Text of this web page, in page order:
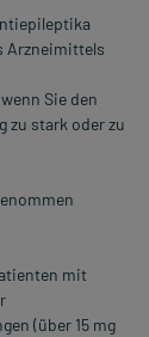
Arzneimittels
Sie den
zu stark oder zu
mit
(über 15 mg